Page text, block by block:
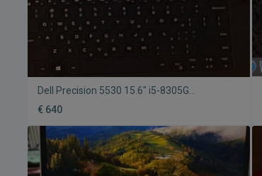
Dell Precision 5530 15.6" i5-8305G
μεταχειρισμένο, σε άριστη κατάσταση
€ 640